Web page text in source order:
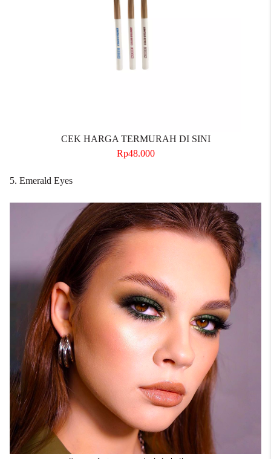
CEK HARGA TERMURAH DI SINI
Rp48.000
5. Emerald Eyes